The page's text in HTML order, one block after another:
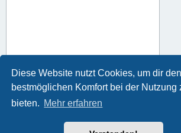
Diese Website nutzt Cookies, um dir den
bestmöglichen Komfort bei der Nutzung
bieten. Mehr erfahren